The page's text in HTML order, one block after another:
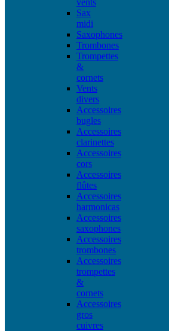
Sax
midi
Saxophones
Trombones
Trompettes
&
cornets
Vents
divers
Accessoires
bugles
Accessoires
clarinettes
Accessoires
cors
Accessoires
flûtes
Accessoires
harmonicas
Accessoires
saxophones
Accessoires
trombones
Accessoires
trompettes
&
cornets
Accessoires
gros
cuivres